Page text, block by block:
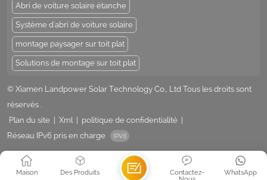
Abri de voiture solaire étanche
Système d'abri de voiture solaire
montage paysager sur toit plat
Solutions de montage sur toit plat
© Xiamen Landpower Solar Technology Co., Ltd Tous les droits sont
réservés .
Plan du site
Xml politique de confidentialité
Réseau IPv6 pris en charge
Maison Des Produits WhatsApp
Contactez-